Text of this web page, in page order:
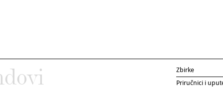
Zbirke
Priručnici i